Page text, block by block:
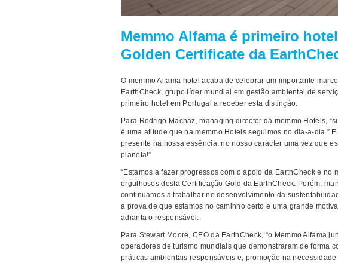
Memmo Alfama é primeiro
Golden Certificate da
O memmo Alfama hotel acaba de celebrar um importante
EarthCheck, grupo líder mundial em gestão ambiental de
primeiro hotel em Portugal a receber esta distinção.
Para Rodrigo Machaz, managing director da memmo Hotels,
é uma atitude que na memmo Hotels seguimos no dia-a-dia.”
presente na nossa essência, no nosso carácter uma vez que
planeta!”
“Estamos a fazer progressos com o apoio da EarthCheck e no
orgulhosos desta Certificação Gold da EarthCheck. Porém,
continuamos a trabalhar no desenvolvimento da
a prova de que estamos no caminho certo e uma grande
adianta o responsável.
Para Stewart Moore, CEO da EarthCheck, “o Memmo Alfama
operadores de turismo mundiais que demonstraram de forma
práticas ambientais responsáveis e, promoção na